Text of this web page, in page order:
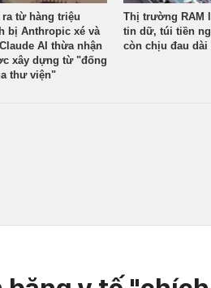
từ hàng triệu
bị Anthropic xé và
AI thừa nhận
xây dựng từ "đống
thư viện"
Thị trường RAM
tin dữ, túi tiền
còn chịu đau dài